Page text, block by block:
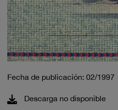
Fecha de publicación: 02/1997
Descarga no disponible